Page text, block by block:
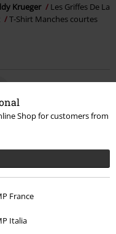
Shop for customers from
France
Italia
Krueger
Les Griffes De La
T-Shirt Manches courtes
tailles disponibles